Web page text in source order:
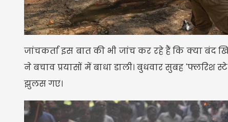
जांचकर्ता इस बात की भी जांच कर रहे हैं कि क्या बंद
ने बचाव प्रयासों में बाधा डाली। बुधवार सुबह 'फ्लरिश
झुलस गए।